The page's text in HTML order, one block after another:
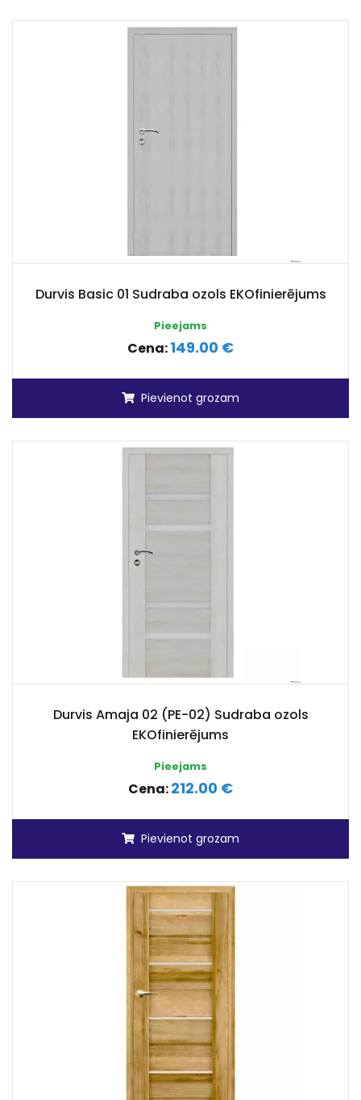
Durvis Basic 01 Sudraba ozols EKOfinierējums
Pieejams
Cena:149.00 €
Pievienot grozam
Durvis Amaja 02 (PE-02) Sudraba ozols
EKOfinierējums
Pieejams
Cena:212.00 €
Pievienot grozam